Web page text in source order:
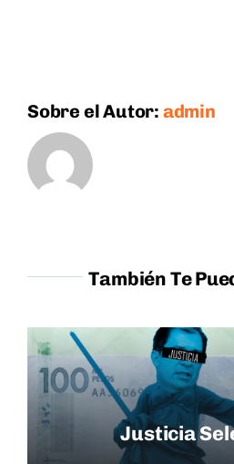
Sobre el Autor: admin
También Te
Justicia